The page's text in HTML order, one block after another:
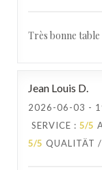
Très bonne table
Jean Louis D
2026-06-03 -
SERVICE : 5/5
5/5 QUALITÄT /